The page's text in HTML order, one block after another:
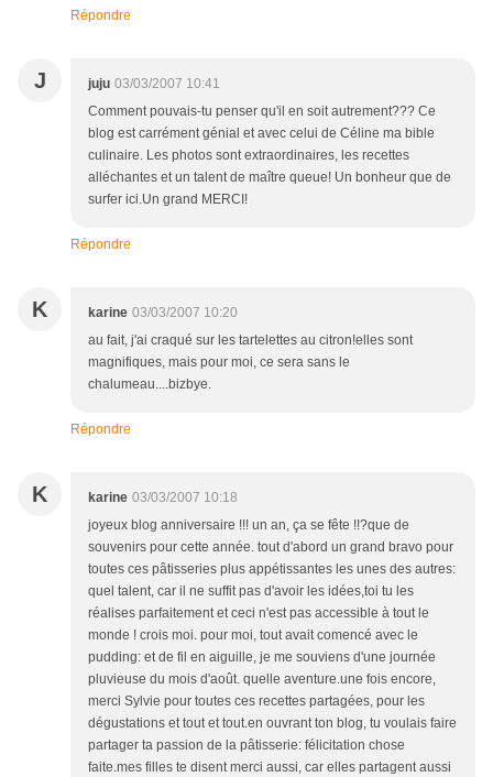
Répondre
J juju 03/03/2007 10:41
Comment pouvais-tu penser qu'il en soit autrement??? Ce
blog est carrément génial et avec celui de Céline ma bible
culinaire. Les photos sont extraordinaires, les recettes
alléchantes et un talent de maître queue! Un bonheur que de
surfer ici.Un grand MERCI!
Répondre
K karine 03/03/2007 10:20
au fait, j'ai craqué sur les tartelettes au citron!elles sont
magnifiques, mais pour moi, ce sera sans le
chalumeau....bizbye.
Répondre
K karine 03/03/2007 10:18
joyeux blog anniversaire !!! un an, ça se fête !!?que de
souvenirs pour cette année. tout d'abord un grand bravo pour
toutes ces pâtisseries plus appétissantes les unes des autres:
quel talent, car il ne suffit pas d'avoir les idées,toi tu les
réalises parfaitement et ceci n'est pas accessible à tout le
monde ! crois moi. pour moi, tout avait comencé avec le
pudding: et de fil en aiguille, je me souviens d'une journée
pluvieuse du mois d'août. quelle aventure.une fois encore,
merci Sylvie pour toutes ces recettes partagées, pour les
dégustations et tout et tout.en ouvrant ton blog, tu voulais faire
partager ta passion de la pâtisserie: félicitation chose
faite.mes filles te disent merci aussi, car elles partagent aussi